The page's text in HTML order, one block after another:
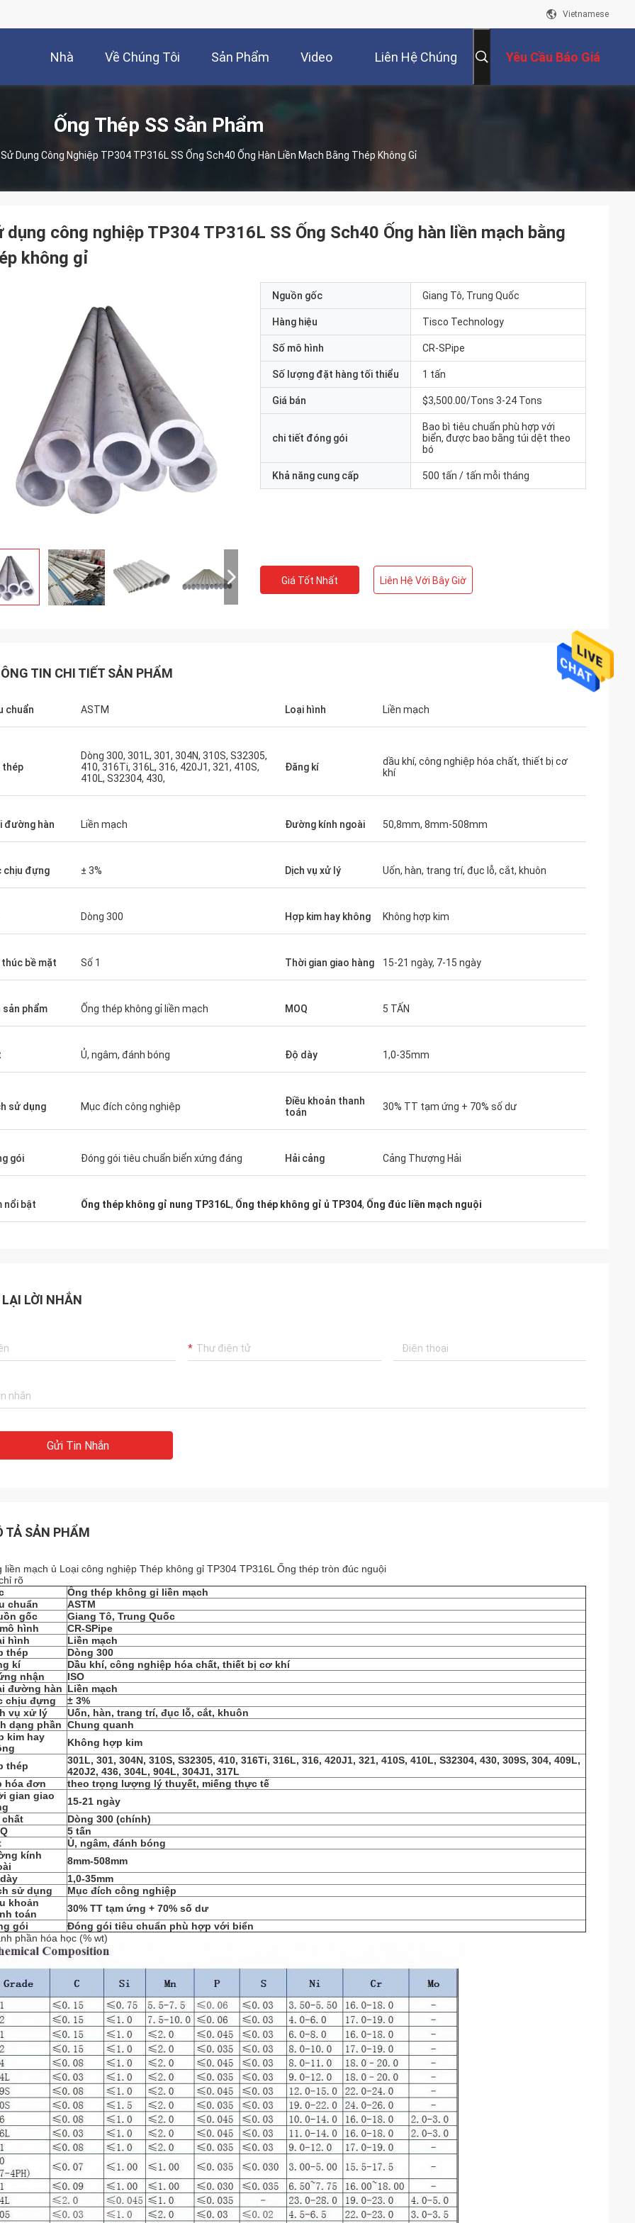
Vietnamese
Nhà Về Chúng Tôi Sản Phẩm Video Liên Hệ Chúng Yêu Cầu Báo Giá
Ống Thép SS Sản Phẩm
Sử Dụng Công Nghiệp TP304 TP316L SS Ống Sch40 Ống Hàn Liền Mạch Bằng Thép Không Gỉ
very
dụng công nghiệp TP304 TP316L SS Ống Sch40 Ống hàn liền mạch bằng
không gỉ
Nguồn gốc Giang Tô, Trung Quốc
Hàng hiệu Tisco Technology
Số mô hình CR-SPipe
Số lượng đặt hàng tối thiểu 1 tấn
Giá bán $3,500.00/Tons 3-24 Tons
chi tiết đóng gói
Bao bì tiêu chuẩn phù hợp với
biển, được bao bằng túi dệt theo
bó
Khả năng cung cấp 500 tấn / tấn mỗi tháng
Giá Tốt Nhất Liên Hệ Với Bây Giờ
TIN CHI TIẾT SẢN PHẨM
chuẩn ASTM Loại hình Liền mạch
thép
Dòng 300, 301L, 301, 304N, 310S, S32305,
410, 316Ti, 316L, 316, 420J1, 321, 410S,
410L, S32304, 430,
Đăng kí
dầu khí, công nghiệp hóa chất, thiết bị cơ
khí
đường hàn Liền mạch Đường kính ngoài 50,8mm, 8mm-508mm
chịu đựng ± 3% Dịch vụ xử lý Uốn, hàn, trang trí, đục lỗ, cắt, khuôn
Dòng 300 Hợp kim hay không Không hợp kim
thúc bề mặt Số 1 Thời gian giao hàng 15-21 ngày, 7-15 ngày
sản phẩm Ống thép không gỉ liền mạch MOQ 5 TẤN
Ủ, ngâm, đánh bóng Độ dày 1,0-35mm
sử dụng Mục đích công nghiệp
Điều khoản thanh
toán
30% TT tạm ứng + 70% số dư
gói Đóng gói tiêu chuẩn biển xứng đáng Hải cảng Cảng Thượng Hải
nổi bật Ống thép không gỉ nung TP316L, Ống thép không gỉ ủ TP304, Ống đúc liền mạch nguội
LỜI NHẮN
Gửi Tin Nhắn
TẢ SẢN PHẨM
liền mạch ủ Loại công nghiệp Thép không gỉ TP304 TP316L Ống thép tròn đúc nguội
rõ
Ống thép không gỉ liền mạch
chuẩn
ASTM
gốc
Giang Tô, Trung Quốc
hình
CR-SPipe
hình
Liền mạch
thép
Dòng 300
kí
Dầu khí, công nghiệp hóa chất, thiết bị cơ khí
nhận
ISO
đường hàn Liền mạch
chịu đựng
± 3%
vụ xử lý
Uốn, hàn, trang trí, đục lỗ, cắt, khuôn
dạng phần Chung quanh
kim hay
Không hợp kim
thép
301L, 301, 304N, 310S, S32305, 410, 316Ti, 316L, 316, 420J1, 321, 410S, 410L, S32304, 430, 309S, 304, 409L,
420J2, 436, 304L, 904L, 304J1, 317L
hóa đơn
theo trọng lượng lý thuyết, miếng thực tế
gian giao
15-21 ngày
chất
Dòng 300 (chính)
5 tấn
Ủ, ngâm, đánh bóng
kính
8mm-508mm
1,0-35mm
sử dụng
Mục đích công nghiệp
khoản
toán
30% TT tạm ứng + 70% số dư
gói
Đóng gói tiêu chuẩn phù hợp với biển
phần hóa học (% wt)